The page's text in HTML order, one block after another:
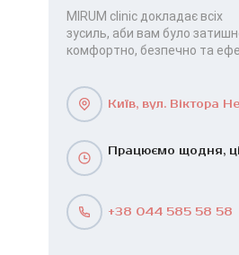
MIRUM clinic докладає всіх
зусиль, аби вам було
комфортно, безпечно та
Київ, вул. Віктора
Працюємо щодня,
+38 044 585 58 58